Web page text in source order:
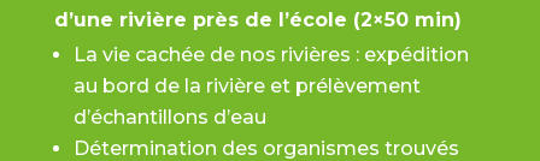
d’une rivière près de l’école (2×50 min)
La vie cachée de nos rivières : expédition
au bord de la rivière et prélèvement
d’échantillons d’eau
Détermination des organismes trouvés